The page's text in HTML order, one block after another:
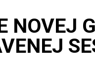
NOVEJ